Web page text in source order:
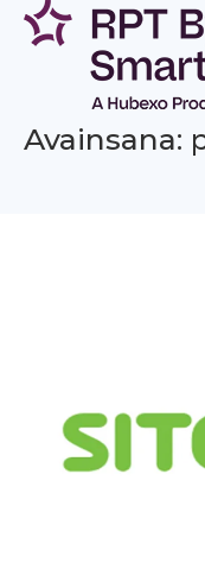
Siirry
sisältöön
Avainsana: